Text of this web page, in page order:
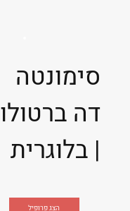
סימונטה
דה ברטולו
| בלוגרית
הצג פרופיל